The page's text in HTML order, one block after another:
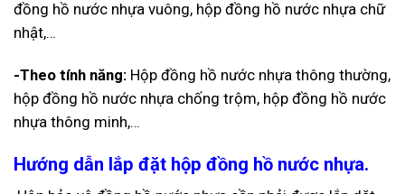
đồng hồ nước nhựa vuông, hộp đồng hồ nước nhựa chữ
nhật,…
-Theo tính năng: Hộp đồng hồ nước nhựa thông thường,
hộp đồng hồ nước nhựa chống trộm, hộp đồng hồ nước
nhựa thông minh,…
Hướng dẫn lắp đặt hộp đồng hồ nước nhựa.